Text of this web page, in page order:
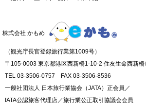
株式会社 かもめ
（観光庁長官登録旅行業第1009号）
〒105-0003 東京都港区西新橋1-10-2 住友生命西新橋
TEL 03-3506-0757 FAX 03-3506-8536
一般社団法人 日本旅行業協会（JATA）正会員／
IATA公認旅客代理店／旅行業公正取引協議会会員